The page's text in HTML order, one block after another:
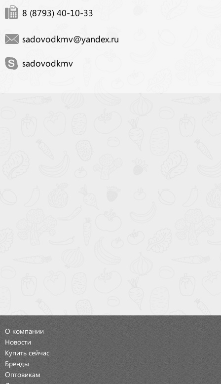
8 (8793) 40-10-33
sadovodkmv@yandex.ru
sadovodkmv
О компании
Новости
Купить сейчас
Бренды
Оптовикам